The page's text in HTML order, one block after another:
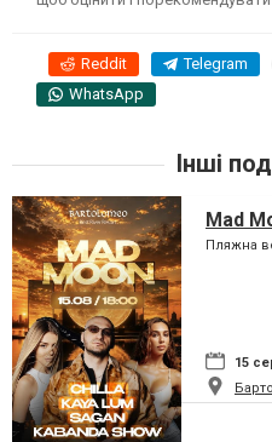
Reddit Telegram
WhatsApp
Інші
Mad
Пляжна
15